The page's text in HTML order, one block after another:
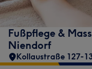
Fußpflege &
Niendorf
Kollaustraße 127-